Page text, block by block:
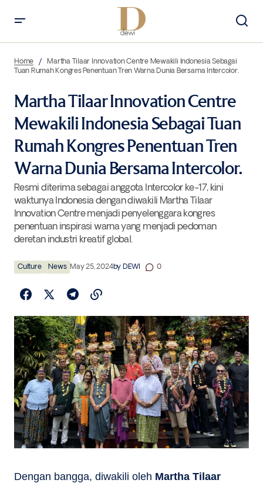
Rumah Kongres Penentuan Tren Warna Dunia Bersama Intercolor.
Home
Martha Tilaar Innovation Centre Mewakili Indonesia Sebagai
Tuan Rumah Kongres Penentuan Tren Warna Dunia Bersama Intercolor.
Martha Tilaar Innovation Centre
Mewakili Indonesia Sebagai Tuan
Rumah Kongres Penentuan Tren
Warna Dunia Bersama Intercolor.
Resmi diterima sebagai anggota Intercolor ke-17, kini
waktunya Indonesia dengan diwakili Martha Tilaar
Innovation Centre menjadi penyelenggara kongres
penentuan inspirasi warna yang menjadi pedoman
deretan industri kreatif global.
Culture News May 25, 2024by DEWI 0
Dengan bangga, diwakili oleh Martha Tilaar